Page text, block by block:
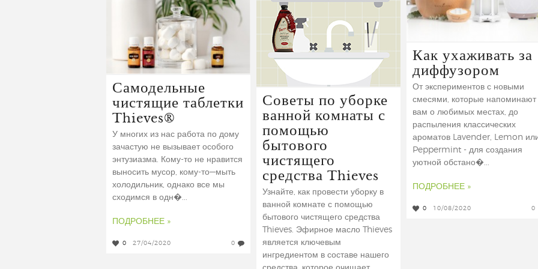
Как ухаживать за
диффузором
От экспериментов с новыми
смесями, которые напоминают
вам о любимых местах, до
распыления классических
ароматов Lavender, Lemon
Peppermint - для создания
уютной обстано�...
ПОДРОБНЕЕ »
0 10/08/2020 0
Самодельные
чистящие таблетки
Thieves®
У многих из нас работа по дому
зачастую не вызывает особого
энтузиазма. Кому-то не нравится
выносить мусор, кому-то—мыть
холодильник, однако все мы
сходимся в одн�...
ПОДРОБНЕЕ »
0 27/04/2020 0
Советы по уборке
ванной комнаты с
помощью
бытового
чистящего
средства Thieves
Узнайте, как провести уборку в
ванной комнате с помощью
бытового чистящего средства
Thieves. Эфирное масло Thieves
является ключевым
ингредиентом в составе нашего